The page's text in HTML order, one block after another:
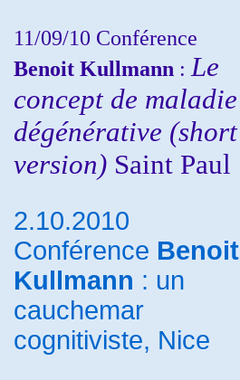
11/09/10 Conférence
Benoit Kullmann : Le
concept de maladie
dégénérative (short
version) Saint Paul
2.10.2010
Conférence Benoit
Kullmann : un
cauchemar
cognitiviste, Nice